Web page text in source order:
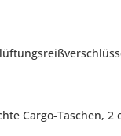
Cargo-Taschen,